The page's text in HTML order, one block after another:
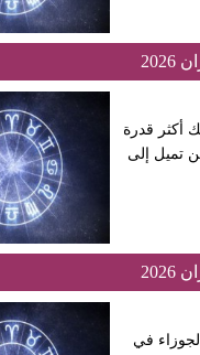
أكثر قدرة
تميل إلى
في